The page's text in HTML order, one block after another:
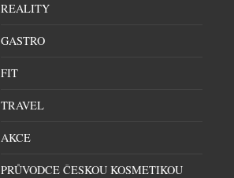
REALITY
GASTRO
FIT
TRAVEL
AKCE
PRŮVODCE ČESKOU KOSMETIKOU